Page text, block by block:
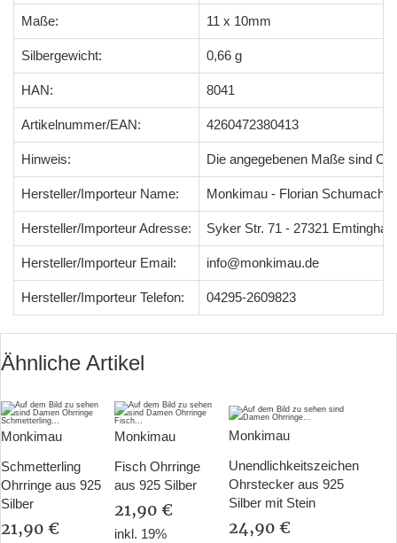
Maße: 11 x 10mm
Silbergewicht: 0,66 g
HAN: 8041
Artikelnummer/EAN: 4260472380413
Hinweis: Die angegebenen Maße sind
Hersteller/Importeur Name: Monkimau - Florian Schumacher
Hersteller/Importeur Adresse: Syker Str. 71 - 27321
Hersteller/Importeur Email: info@monkimau.de
Hersteller/Importeur Telefon: 04295-2609823
Ähnliche Artikel
Monkimau
Schmetterling
Ohrringe aus 925
Silber
21,90 €
Monkimau
Fisch Ohrringe
aus 925 Silber
21,90 €
inkl. 19%
Monkimau
Unendlichkeitszeichen
Ohrstecker aus 925
Silber mit Stein
24,90 €